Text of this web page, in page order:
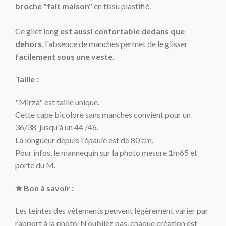
broche "fait maison"en tissu plastifié.
Ce gilet long est aussi confortable dedans que
dehors , l'absence de manches permet de le glisser
facilement sous une veste.
Taille :
"Mirza" est taille unique.
Cette cape bicolore sans manches convient pour un
36/38 jusqu'à un 44 /46.
La longueur depuis l'épaule est de 80 cm.
Pour infos, le mannequin sur la photo mesure 1m65 et
porte du M.
★ Bon à savoir :
Les teintes des vêtements peuvent légèrement varier par
rapport à la photo. N’oubliez pas, chaque création est